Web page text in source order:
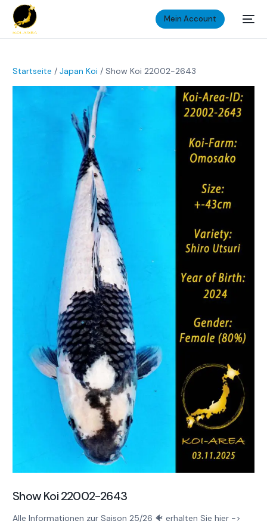
Mein Account
Startseite /Japan Koi / Show Koi 22002-2643
Show Koi 22002-2643
Alle Informationen zur Saison 25/26 🐠 erhalten Sie hier ->